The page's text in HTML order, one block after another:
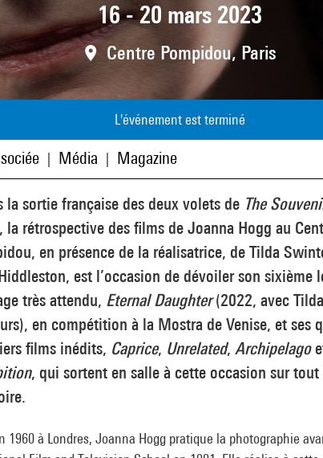
16 - 20 mars 2023
Centre Pompidou, Paris
L'événement est terminé
Média Magazine
la sortie française des deux volets de The
la rétrospective des films de Joanna Hogg au
en présence de la réalisatrice, de Tilda
est l’occasion de dévoiler son sixième
très attendu, Eternal Daughter(2022, avec
en compétition à la Mostra de Venise, et ses
films inédits, Caprice, Unrelated, Archipelago
, qui sortent en salle à cette occasion sur tout
1960 à Londres, Joanna Hogg pratique la photographie